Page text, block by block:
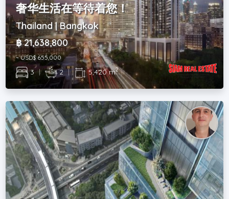
奢华生活在等待着您！
Thailand | Bangkok
฿ 21,638,800
~ USD$ 655,000
3 | 2 | 5,420 m2